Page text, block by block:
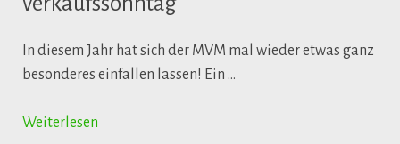
In diesem Jahr hat sich der MVM mal wieder etwas ganz
besonderes einfallen lassen! Ein …
Weiterlesen